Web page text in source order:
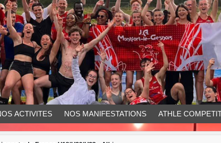
ACTIVITES NOS MANIFESTATIONS ATHLE